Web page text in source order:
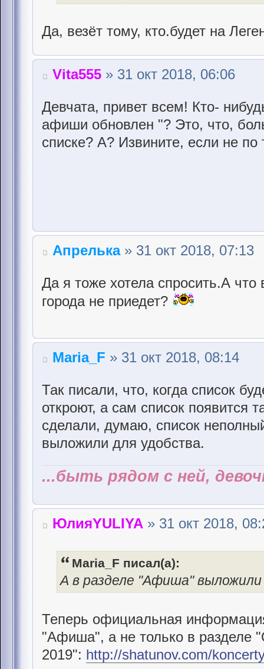
Да, везёт тому, кто.будет на
Vita555 » 31 окт 2018, 06:06
Девчата, привет всем! Кто-
афиши обновлен "? Это, что,
списке? А? Извините, если не
Апрелька» 31 окт 2018, 07:13
Да я тоже хотела спросить.А
города не приедет?
Maria_F » 31 окт 2018, 08:14
Так писали, что, когда список
откроют, а сам список появится
сделали, думаю, список
выложили для удобства.
...быть рядом с ней,
ЮлияYULIYA » 31 окт 2018,
Maria_F писал(а):
А в разделе "Афиша" выложили
Теперь официальная
"Афиша", а не только в разделе
2019": http://shatunov.com/